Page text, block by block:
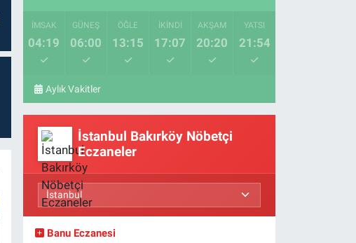
İMSAK
04:19
GÜNEŞ
06:00
ÖĞLE
13:15
İKINDI
17:07
AKŞAM
20:20
YATSI
21:54
Aylık Vakitler
İstanbul Bakırköy Nöbetçi
Eczaneler
Banu Eczanesi